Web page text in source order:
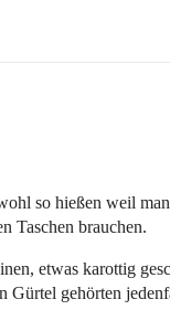
so hießen weil
Taschen brauchen.
etwas karottig
Gürtel gehörten